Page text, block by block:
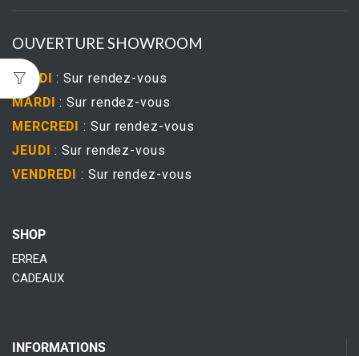
OUVERTURE SHOWROOM
LUNDI : Sur rendez-vous
MARDI: Sur rendez-vous
MERCREDI : Sur rendez-vous
JEUDI : Sur rendez-vous
VENDREDI : Sur rendez-vous
SHOP
ERREA
CADEAUX
INFORMATIONS